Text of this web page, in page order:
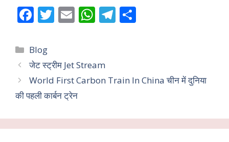
F
e
b
o
o
T
er
E
l
W
s
A
T
a
Categories
Blog
जेट स्ट्रीम Jet Stream
World First Carbon Train In China चीन में दुनिया
की पहली कार्बन ट्रेन